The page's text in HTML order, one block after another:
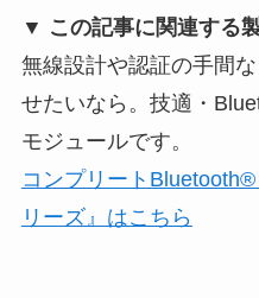
▼ この記事に関連する
無線設計や認証の手間
せたいなら。技適・
モジュールです。
コンプリート
リーズ』はこちら